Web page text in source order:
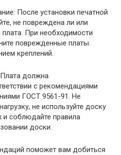
После установки печатной
не повреждена ли или
При необходимости
поврежденные платы.
креплений.
Плата должна
с рекомендациями
ГОСТ 9561-91. Не
не используйте доску
и соблюдайте правила
доски.
поможет вам добиться